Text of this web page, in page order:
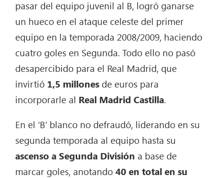
pasar del equipo juvenil al B, logró ganarse
un hueco en el ataque celeste del primer
equipo en la temporada 2008/2009, haciendo
cuatro goles en Segunda. Todo ello no pasó
desapercibido para el Real Madrid, que
invirtió 1,5 millones de euros para
incorporarle al Real Madrid Castilla.
En el ‘B’ blanco no defraudó, liderando en su
segunda temporada al equipo hasta su
ascenso a Segunda División a base de
marcar goles, anotando40 en total en su